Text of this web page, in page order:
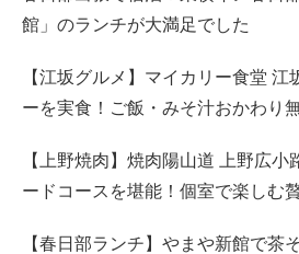
館」のランチが大満足でした
【江坂グルメ】マイカリー食堂 江
ーを実食！ご飯・みそ汁おかわり
【上野焼肉】焼肉陽山道 上野広
ードコースを堪能！個室で楽しむ
【春日部ランチ】やまや新館で茶